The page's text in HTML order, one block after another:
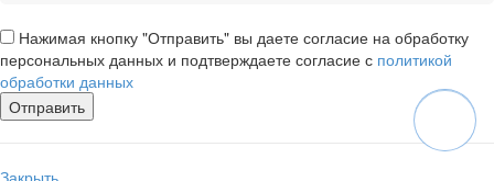
Нажимая кнопку "Отправить" вы даете согласие на обработку
персональных данных и подтверждаете согласие с политикой
обработки данных
Закрыть